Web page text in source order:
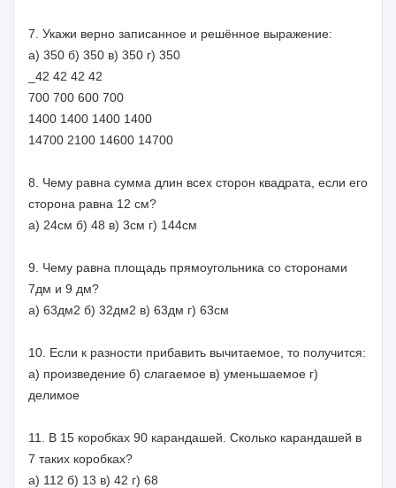
7. Укажи верно записанное и решённое выражение:
а) 350 б) 350 в) 350 г) 350
_42 42 42 42
700 700 600 700
1400 1400 1400 1400
14700 2100 14600 14700
8. Чему равна сумма длин всех сторон квадрата, если его
сторона равна 12 см?
а) 24см б) 48 в) 3см г) 144см
9. Чему равна площадь прямоугольника со сторонами
7дм и 9 дм?
а) 63дм2 б) 32дм2 в) 63дм г) 63см
10. Если к разности прибавить вычитаемое, то получится:
а) произведение б) слагаемое в) уменьшаемое г)
делимое
11. В 15 коробках 90 карандашей. Сколько карандашей в
7 таких коробках?
а) 112 б) 13 в) 42 г) 68